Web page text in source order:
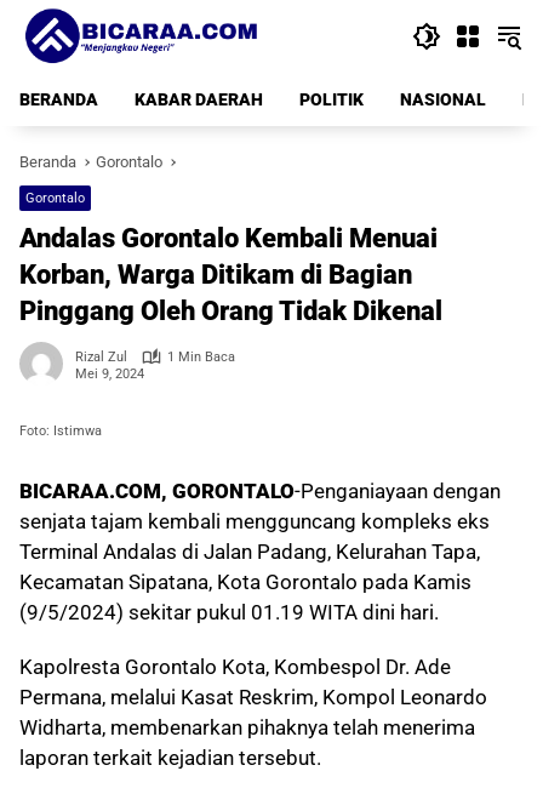
Langsung
konten
BERANDA
KABAR DAERAH POLITIK NASIONAL
Beranda Gorontalo
Gorontalo
Andalas Gorontalo Kembali Menuai
Korban, Warga Ditikam di Bagian
Pinggang Oleh Orang Tidak Dikenal
Rizal Zul
1 Min Baca
Mei 9, 2024
Foto: Istimwa
BICARAA.COM, GORONTALO-Penganiayaan dengan
senjata tajam kembali mengguncang kompleks eks
Terminal Andalas di Jalan Padang, Kelurahan Tapa,
Kecamatan Sipatana, Kota Gorontalo pada Kamis
(9/5/2024) sekitar pukul 01.19 WITA dini hari.
Kapolresta Gorontalo Kota, Kombespol Dr. Ade
Permana, melalui Kasat Reskrim, Kompol Leonardo
Widharta, membenarkan pihaknya telah menerima
laporan terkait kejadian tersebut.